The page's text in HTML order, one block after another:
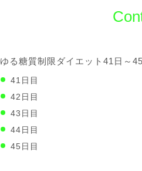
ゆる糖質制限ダイエット41日～
41日目
42日目
43日目
44日目
45日目